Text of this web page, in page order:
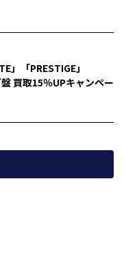
」「PRESTIGE」
盤 買取15％UPキャンペー